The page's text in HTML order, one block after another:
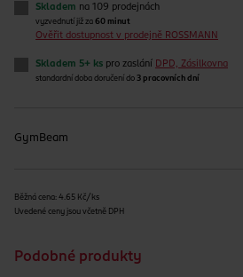
Skladem na 109 prodejnách
vyzvednutí již za 60 minut
Ověřit dostupnost v prodejně ROSSMANN
Skladem 5+ ks pro zaslání DPD, Zásilkovna
standardní doba doručení do 3 pracovních dní
GymBeam
Běžná cena: 4.65 Kč/ks
Uvedené ceny jsou včetně DPH
Podobné produkty